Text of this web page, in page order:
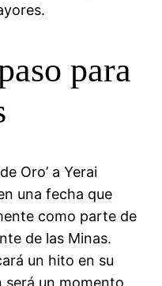
para
Oro’ a Yerai
una fecha que
como parte de
de las Minas.
un hito en su
será un momento